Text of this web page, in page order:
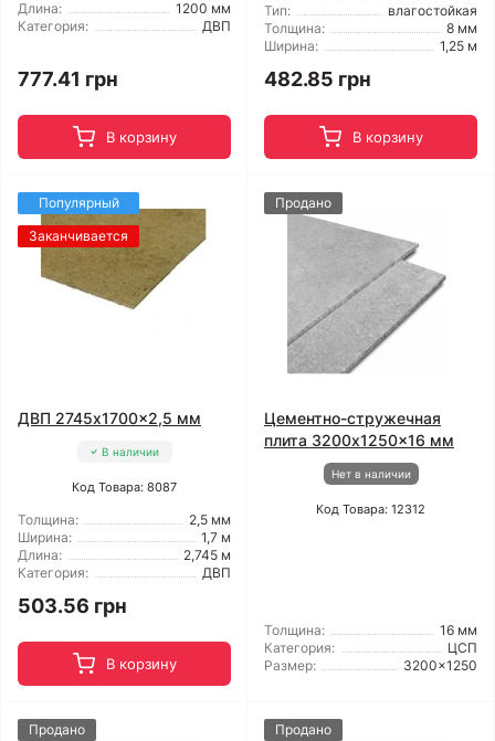
Длина:
1200 мм
Категория:
ДВП
777.41 грн
В корзину
Тип:
влагостойкая
Толщина:
8 мм
Ширина:
1,25 м
482.85 грн
В корзину
Популярный
Заканчивается
ДВП 2745x1700x2,5 мм
В наличии
Код Товара: 8087
Толщина:
2,5 мм
Ширина:
1,7 м
Длина:
2,745 м
Категория:
ДВП
503.56 грн
В корзину
Продано
Цементно-стружечная
плита 3200x1250x16 мм
Нет в наличии
Код Товара: 12312
Толщина:
16 мм
Категория:
ЦСП
Размер:
3200x1250
Продано Продано